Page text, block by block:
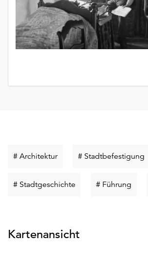
# ArchitekturSchlüsselwort
# Stadtbefestigung
# Stadtgeschichte Schlüsselwort
# Führung
Kartenansicht